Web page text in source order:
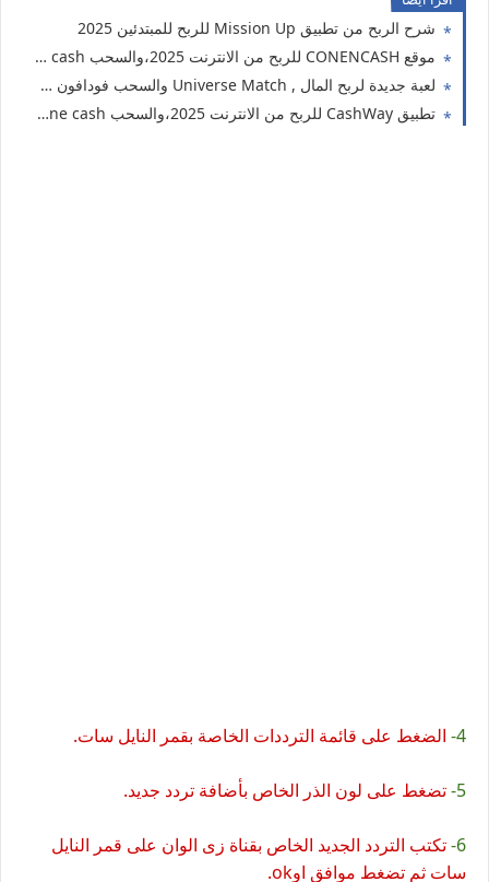
شرح الربح من تطبيق Mission Up للربح للمبتدئين 2025
موقع CONENCASH للربح من الانترنت 2025،والسحب Vodafone cash
لعبة جديدة لربح المال , Universe Match والسحب فودافون كاش
تطبيق CashWay للربح من الانترنت 2025،والسحب Vodafone cash
4- الضغط على قائمة الترددات الخاصة بقمر النايل سات.
5- تضغط على لون الذر الخاص بأضافة تردد جديد.
6- تكتب التردد الجديد الخاص بقناة زى الوان على قمر النايل
سات ثم تضغط موافق اوok.